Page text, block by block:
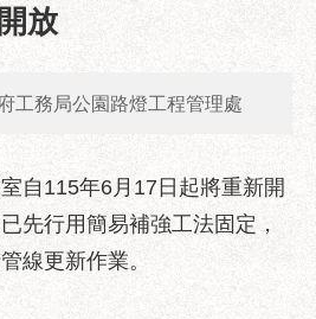
放
工務局公園路燈工程管理處
自115年6月17日起將重新開
先行用簡易補強工法固定，
線更新作業。